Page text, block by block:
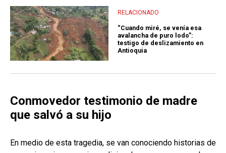
RELACIONADO
“Cuando miré, se venía esa
avalancha de puro lodo”:
testigo de deslizamiento en
Antioquia
Conmovedor testimonio de madre
que salvó a su hijo
En medio de esta tragedia, se van conociendo historias de